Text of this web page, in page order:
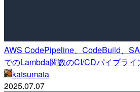
AWS CodePipeline、CodeBuild、
でのLambda関数のCI/CDパイプライ
katsumata
2025.07.07